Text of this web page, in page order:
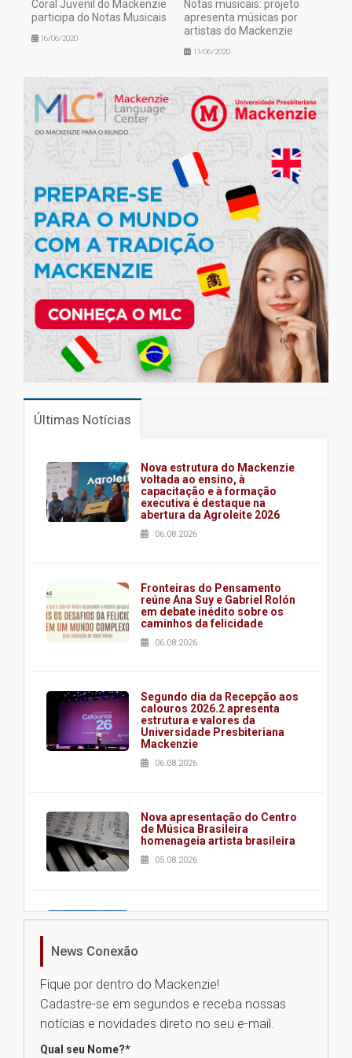
Coral Juvenil do Mackenzie
participa do Notas Musicais
16/06/2020
Notas musicais: projeto
apresenta músicas por
artistas do Mackenzie
11/06/2020
Últimas Notícias
Nova estrutura do Mackenzie
voltada ao ensino, à
capacitação e à formação
executiva é destaque na
abertura da Agroleite 2026
06.08.2026
Fronteiras do Pensamento
reúne Ana Suy e Gabriel Rolón
em debate inédito sobre os
caminhos da felicidade
06.08.2026
Segundo dia da Recepção aos
calouros 2026.2 apresenta
estrutura e valores da
Universidade Presbiteriana
Mackenzie
06.08.2026
Nova apresentação do Centro
de Música Brasileira
homenageia artista brasileira
05.08.2026
Universidade Mackenzie
Seminário discute desafios
das novas tecnologias em
News Conexão
Fique por dentro do Mackenzie!
Cadastre-se em segundos e receba nossas
notícias e novidades direto no seu e-mail.
Qual seu Nome?*